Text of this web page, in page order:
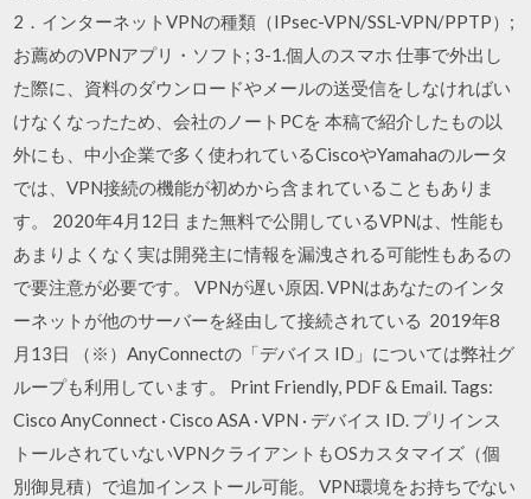
2．インターネットVPNの種類（IPsec-VPN/SSL-VPN/PPTP）;
お薦めのVPNアプリ・ソフト; 3-1.個人のスマホ 仕事で外出し
た際に、資料のダウンロードやメールの送受信をしなければい
けなくなったため、会社のノートPCを 本稿で紹介したもの以
外にも、中小企業で多く使われているCiscoやYamahaのルータ
では、VPN接続の機能が初めから含まれていることもありま
す。 2020年4月12日 また無料で公開しているVPNは、性能も
あまりよくなく実は開発主に情報を漏洩される可能性もあるの
で要注意が必要です。 VPNが遅い原因. VPNはあなたのインタ
ーネットが他のサーバーを経由して接続されている 2019年8
月13日 （※）AnyConnectの「デバイス ID」については弊社グ
ループも利用しています。 Print Friendly, PDF & Email. Tags:
Cisco AnyConnect · Cisco ASA · VPN · デバイス ID. プリインス
トールされていないVPNクライアントもOSカスタマイズ（個
別御見積）で追加インストール可能。 VPN環境をお持ちでない